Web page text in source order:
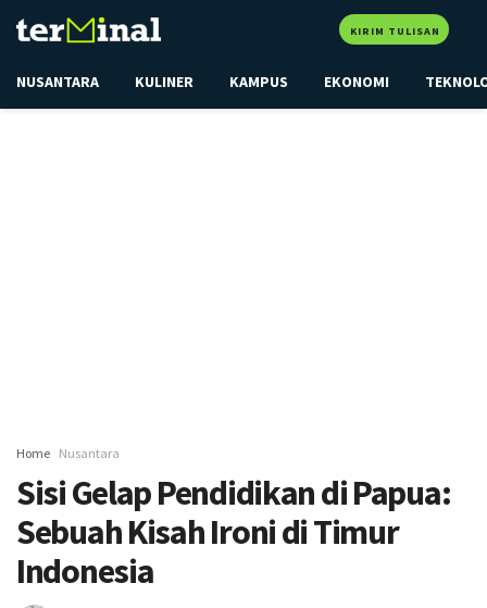
KIRIM TULISAN
NUSANTARA KULINER KAMPUS EKONOMI
Home Nusantara
Sisi Gelap Pendidikan di Papua:
Sebuah Kisah Ironi di Timur
Indonesia